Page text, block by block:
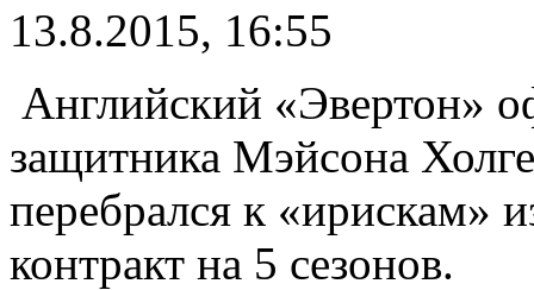
13.8.2015, 16:55
Английский «Эвертон»
защитника Мэйсона
перебрался к «ирискам»
контракт на 5 сезонов.